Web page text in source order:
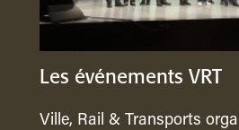
Les événements VRT
Ville, Rail & Transports